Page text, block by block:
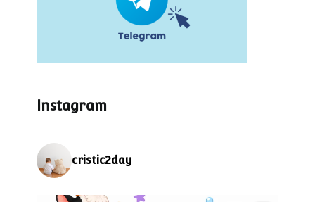
Instagram
cristic2day